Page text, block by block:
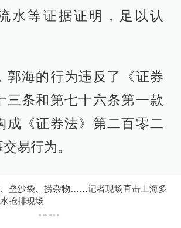
水等证据证明，足以认
郭海的行为违反了《证券
三条和第七十六条第一款
成《证券法》第二百零二
易行为。
代理人提出了如下陈述和
垒沙袋、捞杂物……记者现场直击上海多
抢排现场